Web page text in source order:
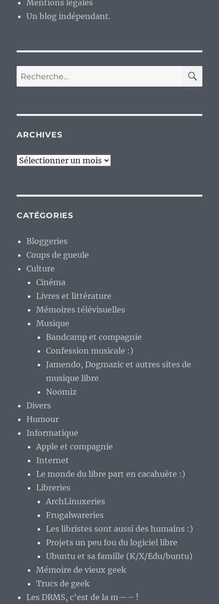
Mentions légales
Un blog indépendant.
Recherche
pour :
ARCHIVES
Archives
CATÉGORIES
Bloggeries
Coups de gueule
Culture
Cinéma
Livres et littérature
Mémoires télévisuelles
Musique
Bandcamp et compagnie
Confession musicale :)
Jamendo, Dogmazic et autres sites de
musique libre
Noomiz
Divers
Humour
Informatique
Apple et compagnie
Internet
Le monde du libre part en cacahuète :)
Libreries
ArchLinuxeries
Frugalwareries
Les libristes sont aussi des humains :)
Projets un peu fou du logiciel libre
Ubuntu et sa famille (K/X/Edu/buntu)
Mémoire de vieux geek
Trucs de geek
Les DRMS, c'est de la m—– !